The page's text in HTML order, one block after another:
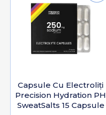
Capsule Cu Electroliți
Precision Hydration PH
SweatSalts 15 Capsule